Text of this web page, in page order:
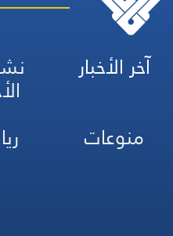
آخر الأخبار
منوعات